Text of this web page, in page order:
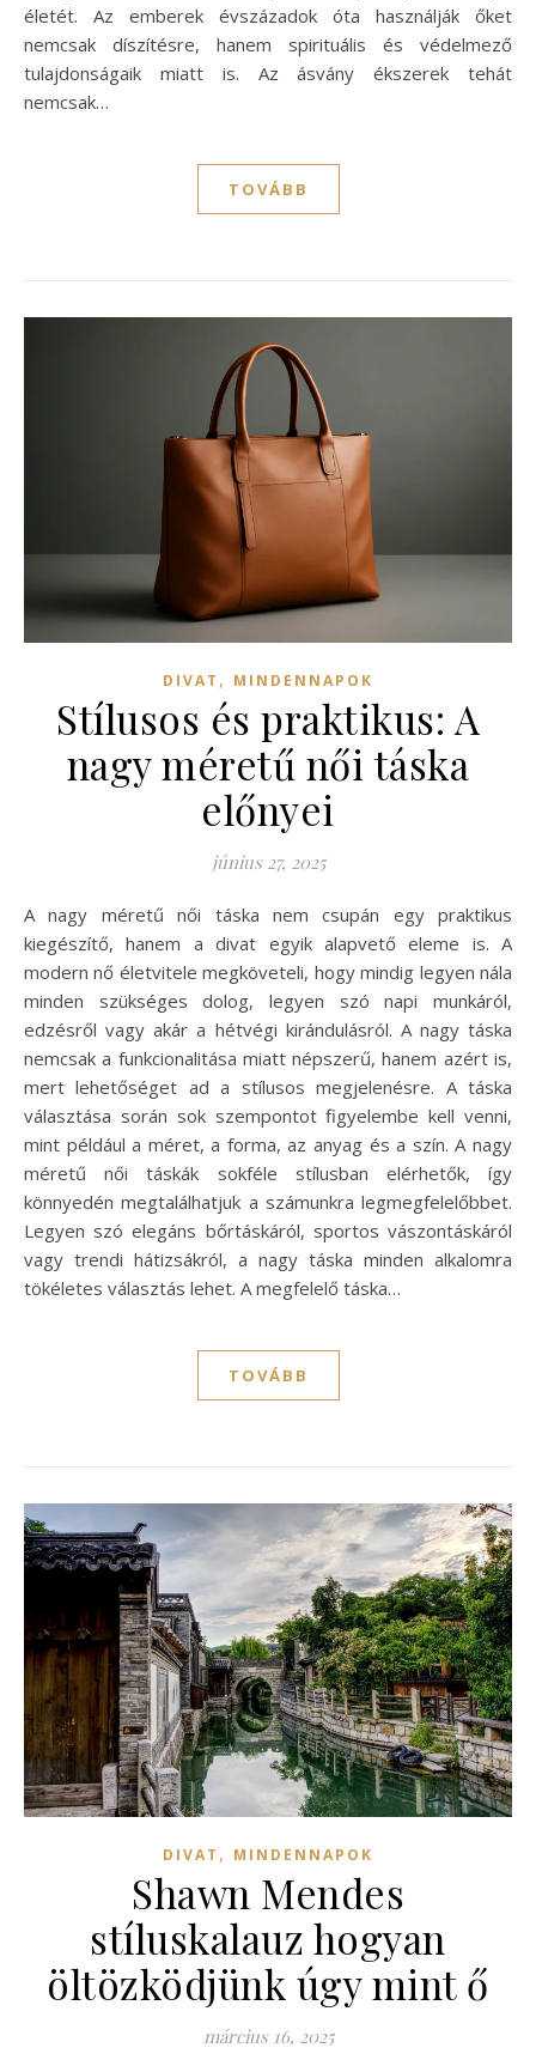
életét. Az emberek évszázadok óta használják őket
nemcsak díszítésre, hanem spirituális és védelmező
tulajdonságaik miatt is. Az ásvány ékszerek tehát
nemcsak…
TOVÁBB
DIVAT , MINDENNAPOK
Stílusos és praktikus: A
nagy méretű női táska
előnyei
június 27, 2025
A nagy méretű női táska nem csupán egy praktikus
kiegészítő, hanem a divat egyik alapvető eleme is. A
modern nő életvitele megköveteli, hogy mindig legyen nála
minden szükséges dolog, legyen szó napi munkáról,
edzésről vagy akár a hétvégi kirándulásról. A nagy táska
nemcsak a funkcionalitása miatt népszerű, hanem azért is,
mert lehetőséget ad a stílusos megjelenésre. A táska
választása során sok szempontot figyelembe kell venni,
mint például a méret, a forma, az anyag és a szín. A nagy
méretű női táskák sokféle stílusban elérhetők, így
könnyedén megtalálhatjuk a számunkra legmegfelelőbbet.
Legyen szó elegáns bőrtáskáról, sportos vászontáskáról
vagy trendi hátizsákról, a nagy táska minden alkalomra
tökéletes választás lehet. A megfelelő táska…
TOVÁBB
DIVAT , MINDENNAPOK
Shawn Mendes
stíluskalauz hogyan
öltözködjünk úgy mint ő
március 16, 2025